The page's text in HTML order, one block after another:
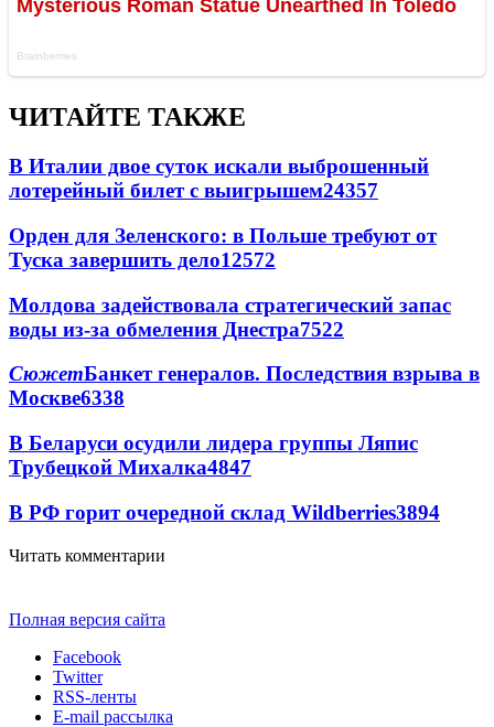
ЧИТАЙТЕ ТАКЖЕ
В Италии двое суток искали выброшенный
лотерейный билет с выигрышем24357
Орден для Зеленского: в Польше требуют от
Туска завершить дело12572
Молдова задействовала стратегический запас
воды из-за обмеления Днестра7522
СюжетБанкет генералов. Последствия взрыва в
Москве6338
В Беларуси осудили лидера группы Ляпис
Трубецкой Михалка4847
В РФ горит очередной склад Wildberries3894
Читать комментарии
Полная версия сайта
Facebook
Twitter
RSS-ленты
E-mail рассылка